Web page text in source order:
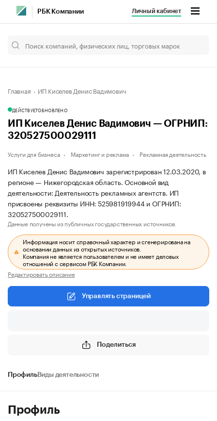
РБК Компании Личный кабинет
Главная ИП Киселев Денис Вадимович
ДЕЙСТВУЕТОБНОВЛЕНО
ИП Киселев Денис Вадимович — ОГРНИП:
320527500029111
Услуги для бизнеса Маркетинг и реклама Рекламная деятельность
ИП Киселев Денис Вадимович зарегистрирован 12.03.2020, в
регионе — Нижегородская область. Основной вид
деятельности: Деятельность рекламных агентств. ИП
присвоены реквизиты ИНН: 525981919944 и ОГРНИП:
320527500029111.
Данные получены из публичных государственных источников.
Информация носит справочный характер и сгенерирована на
основании данных из открытых источников.
Компания не является пользователем и не имеет деловых
отношений с сервисом РБК Компании.
Редактировать описание
Управлять страницей
Поделиться
ПрофильВиды деятельности
Профиль